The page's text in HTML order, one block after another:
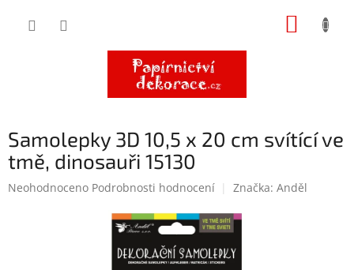
Samolepky 3D 10,5 x 20 cm svítící ve
tmě, dinosauři 15130
Průměrné
Neohodnoceno Podrobnosti hodnocení Značka: Anděl